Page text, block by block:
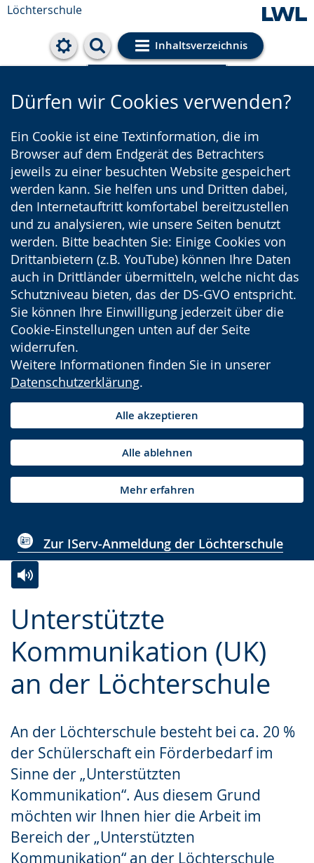
Löchterschule
Inhaltsverzeichnis
Cookie-Einstellungen
Dürfen wir Cookies verwenden?
Ein Cookie ist eine Textinformation, die im
Browser auf dem Endgerät des Betrachters
jeweils zu einer besuchten Website gespeichert
werden kann. Sie helfen uns und Dritten dabei,
den Internetauftritt komfortabel bereitzustellen
und zu analysieren, wie unsere Seiten benutzt
werden. Bitte beachten Sie: Einige Cookies von
Drittanbietern (z.B. YouTube) können Ihre Daten
auch in Drittländer übermitteln, welche nicht das
Schutzniveau bieten, das der DS-GVO entspricht.
Sie können Ihre Einwilligung jederzeit über die
Cookie-Einstellungen unten auf der Seite
widerrufen.
Weitere Informationen finden Sie in unserer
Datenschutzerklärung.
Alle akzeptieren
Alle ablehnen
Mehr erfahren
Zur IServ-Anmeldung der Löchterschule
Unterstützte
Kommunikation (UK)
an der Löchterschule
An der Löchterschule besteht bei ca. 20 %
der Schülerschaft ein Förderbedarf im
Sinne der „Unterstützten
Kommunikation“. Aus diesem Grund
möchten wir Ihnen hier die Arbeit im
Bereich der „Unterstützten
Kommunikation“ an der Löchterschule
Leichten
Sprache
wechseln.
Audio-
Unterstützung.
Video
in
Deutscher
Gebärdensprache